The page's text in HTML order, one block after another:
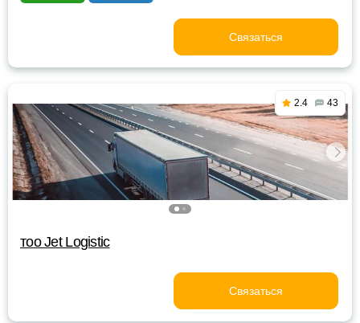
Связаться
2.4 43
тоо Jet Logistic
Связаться